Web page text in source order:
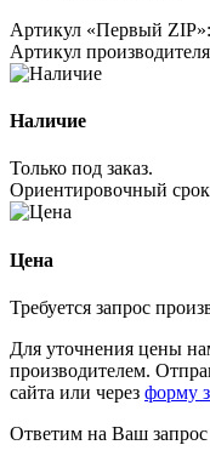
Артикул «Первый ZIP»:
Артикул
Наличие
Только под заказ.
Ориентировочный
Цена
Требуется запрос
Для уточнения цены
производителем.
сайта или через форму
Ответим на Ваш запрос